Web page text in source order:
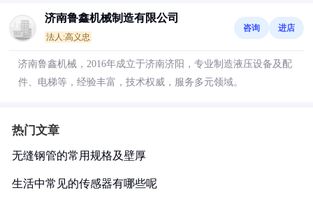
济南鲁鑫机械制造有限公司
法人:高义忠
咨询 进店
济南鲁鑫机械，2016年成立于济南济阳，专业制造液压设备及配
件、电梯等，经验丰富，技术权威，服务多元领域。
热门文章
无缝钢管的常用规格及壁厚
生活中常见的传感器有哪些呢